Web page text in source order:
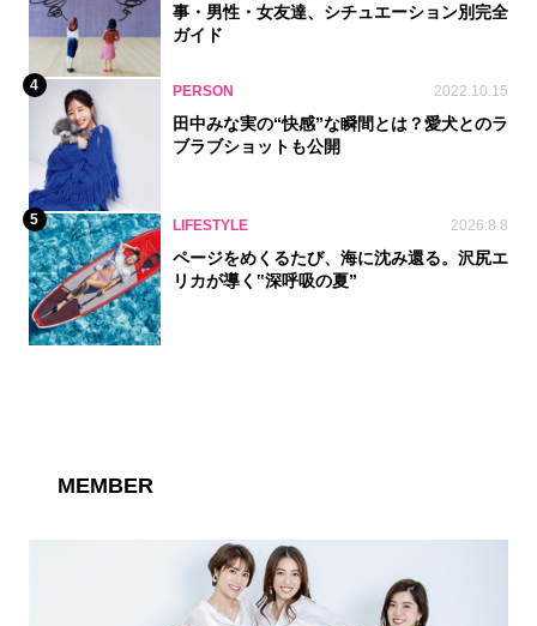
事・男性・女友達、シチュエーション別完全
ガイド
4 PERSON 2022.10.15
田中みな実の“快感”な瞬間とは？愛犬とのラ
ブラブショットも公開
5 LIFESTYLE 2026.8.8
ページをめくるたび、海に沈み還る。沢尻エ
リカが導く‟深呼吸の夏”
MEMBER